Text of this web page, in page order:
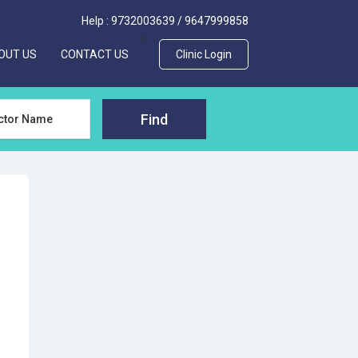
Help : 9732003639 /9647999858
US CONTACT US
>
Clinic Login
Find